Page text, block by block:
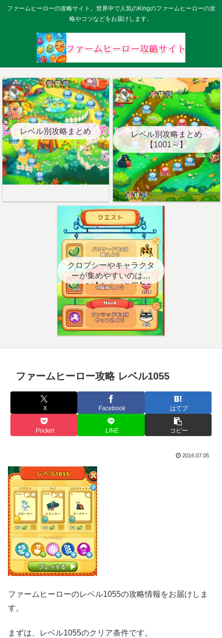
ファームヒーローの攻略サイト。世界中で人気のKingのファームヒーローの攻
略やコツなどをお届けします。
レベル別攻略まとめ
レベル別攻略まとめ
【1001～】
クロプシーやキャラクタ
ーが集めやすいのはど
こ？【クエスト用】
ファームヒーロー攻略 レベル1055
X Facebook はてブ
Pocket LINE コピー
2016.07.05
ファームヒーローのレベル1055の攻略情報をお届けしま
す。
まずは、レベル1055のクリア条件です。